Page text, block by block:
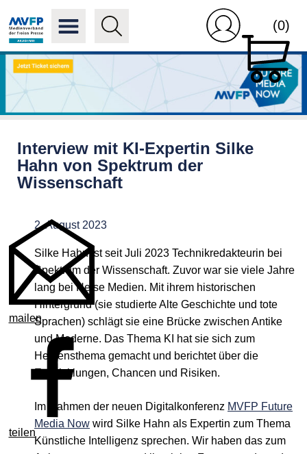
(0)
Interview mit KI-Expertin Silke
Hahn von Spektrum der
Wissenschaft
mailen
teilen
2. August 2023
Silke Hahn ist seit Juli 2023 Technikredakteurin bei
Spektrum der Wissenschaft. Zuvor war sie viele Jahre
lang bei Heise Medien. Mit ihrem historischen
Hintergrund (sie studierte Alte Geschichte und tote
Sprachen) schlägt sie eine Brücke zwischen Antike
und Moderne. Das Thema KI hat sie sich zum
Herzensthema gemacht und berichtet über die
Entwicklungen, Chancen und Risiken.
Im Rahmen der neuen Digitalkonferenz MVFP Future
Media Now wird Silke Hahn als Expertin zum Thema
Künstliche Intelligenz sprechen. Wir haben das zum